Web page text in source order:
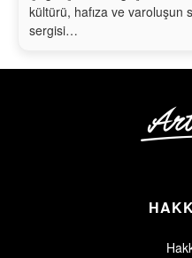
kültürü, hafıza ve varoluşun
sergisi…